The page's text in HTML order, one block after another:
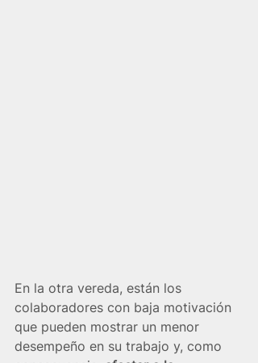
En la otra vereda, están los
colaboradores con baja motivación
que pueden mostrar un menor
desempeño en su trabajo y, como